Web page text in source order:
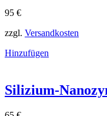
95 €
zzgl. Versandkosten
Hinzufügen
Silizium-